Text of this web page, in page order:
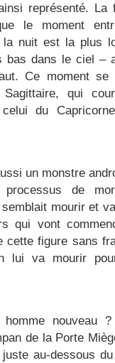
représenté. La
le moment
nuit est la plus
bas dans le ciel –
Ce moment se
qui
du
un monstre
processus de
mourir et
qui vont
cette figure sans
lui va mourir
nouveau
de la Porte
au-dessous